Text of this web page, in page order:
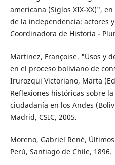
americana (Siglos XIX-XX)",
de la independencia: actores
Coordinadora de Historia -
Martinez, Françoise. "Usos y
en el proceso boliviano de
Irurozqui Victoriano, Marta
Reflexiones históricas sobre
ciudadanía en los Andes
Madrid, CSIC, 2005.
Moreno, Gabriel René,
Perú, Santiago de Chile, 1896.